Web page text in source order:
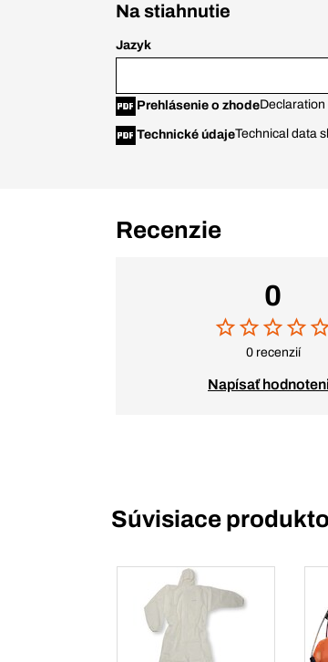
Na stiahnutie
Jazyk
Prehlásenie o zhodeDeclaration
Technické údajeTechnical data
Recenzie
0
0 recenzií
Napísať
Súvisiace